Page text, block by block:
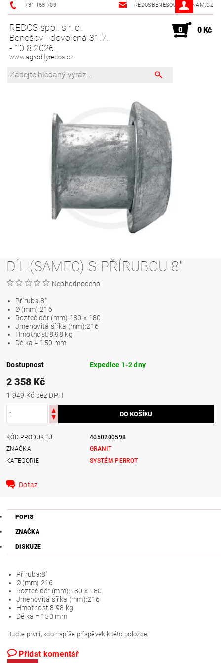
731 168 709 REDOSBENESOV@SEZNAM.CZ
REDOS spol. s r. o.
Benešov - dovolená 31.7.
- 10.8.2026
www.agrodilyredos.cz
0 0 Kč
DÍL (SAMEC) S PŘÍRUBOU 8"
Neohodnoceno
Příruba:8"
Ø (mm):216
Rozteč děr (mm):180 x 180
Jmenovitá šířka (mm):216
Hmotnost:8.98 kg
Délka = 150 mm
Dostupnost Expedice 1-2 dny
2 358 Kč
1 949 Kč bez DPH
KÓD PRODUKTU
4050200598
ZNAČKA
GRANIT
KATEGORIE
SYSTÉM PERROT
Dotaz
POPIS
ZNAČKA
DISKUZE
Příruba:8"
Ø (mm):216
Rozteč děr (mm):180 x 180
Jmenovitá šířka (mm):216
Hmotnost:8.98 kg
Délka = 150 mm
Buďte první, kdo napíše příspěvek k této položce.
Přidat komentář